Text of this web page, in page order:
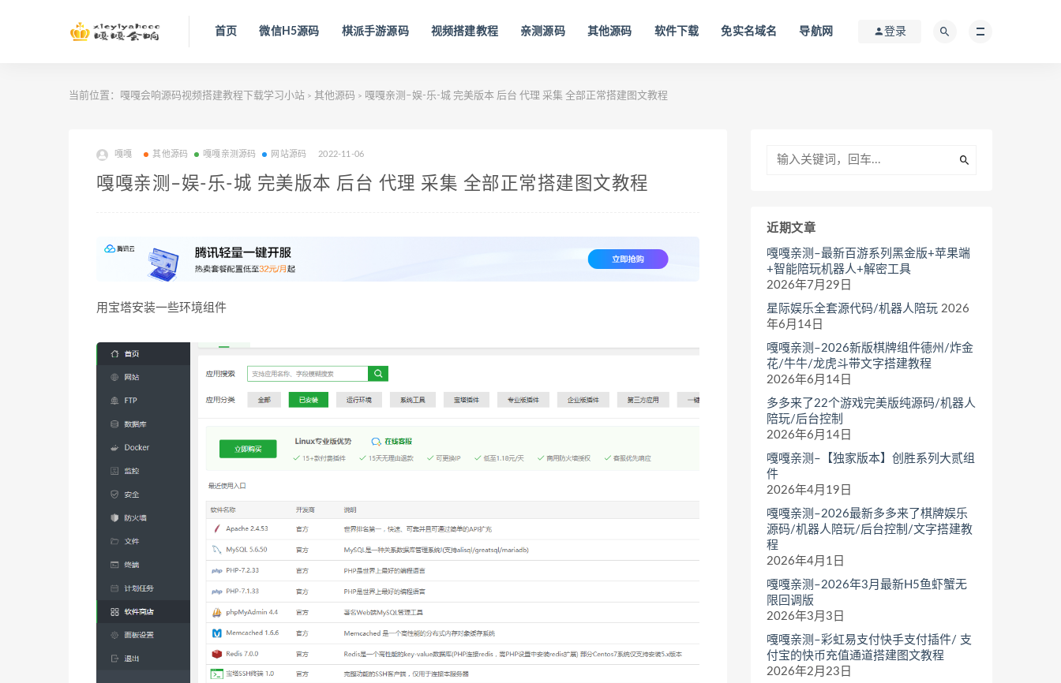
首页 微信H5源码 棋派手游源码 视频搭建教程 亲测源码 其他源码 软件下载 免实名域名 导航网 登录
当前位置： 嘎嘎会响源码视频搭建教程下载学习小站 > 其他源码 > 嘎嘎亲测–娱-乐-城 完美版本 后台 代理 采集 全部正常搭建图文教程
嘎嘎 其他源码 嘎嘎亲测源码 网站源码 2022-11-06
嘎嘎亲测–娱-乐-城 完美版本 后台 代理 采集 全部正常搭建图文教程
用宝塔安装一些环境组件
近期文章
嘎嘎亲测–最新百游系列黑金版+苹果端
+智能陪玩机器人+解密工具
2026年7月29日
星际娱乐全套源代码/机器人陪玩 2026
年6月14日
嘎嘎亲测–2026新版棋牌组件德州/炸金
花/牛牛/龙虎斗带文字搭建教程
2026年6月14日
多多来了22个游戏完美版纯源码/机器人
陪玩/后台控制
2026年6月14日
嘎嘎亲测–【独家版本】创胜系列大贰组
件
2026年4月19日
嘎嘎亲测–2026最新多多来了棋牌娱乐
源码/机器人陪玩/后台控制/文字搭建教
程
2026年4月1日
嘎嘎亲测–2026年3月最新H5鱼虾蟹无
限回调版
2026年3月3日
嘎嘎亲测–彩虹易支付快手支付插件/ 支
付宝的快币充值通道搭建图文教程
2026年2月23日